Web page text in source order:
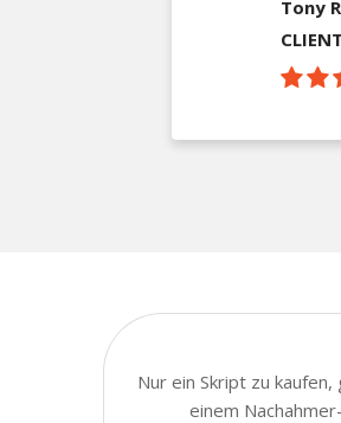
Tony
Nur ein Skript zu
einem